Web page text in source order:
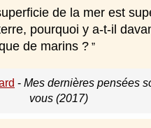
de la mer est
pourquoi y a-t-il
de marins ?
- Mes dernières pensées
vous (2017)